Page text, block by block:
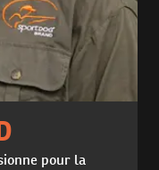
pour la